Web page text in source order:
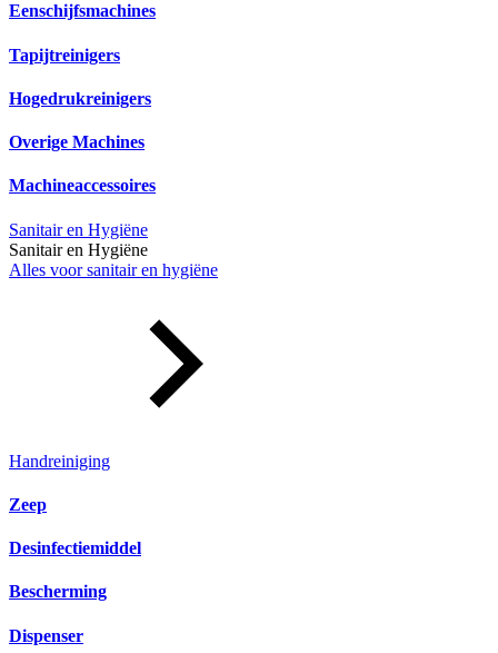
Eenschijfsmachines
Tapijtreinigers
Hogedrukreinigers
Overige Machines
Machineaccessoires
Sanitair en Hygiëne
Sanitair en Hygiëne
Alles voor sanitair en hygiëne
Handreiniging
Zeep
Desinfectiemiddel
Bescherming
Dispenser